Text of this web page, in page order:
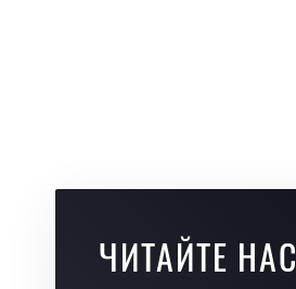
ЧИТАЙТЕ НАС